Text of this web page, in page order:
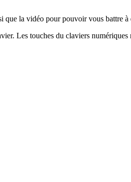
que la vidéo pour pouvoir vous battre
Les touches du claviers numériques